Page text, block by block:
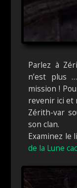
Parlez à
n’est plus
mission !
revenir ici et
Zérith-var
son clan.
Examinez le
de la Lune